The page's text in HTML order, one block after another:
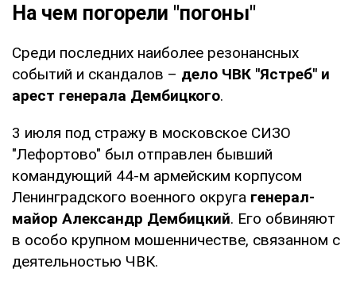
На чем погорели "погоны"
Среди последних наиболее резонансных
событий и скандалов – дело ЧВК "Ястреб" и
арест генерала Дембицкого.
3 июля под стражу в московское СИЗО
"Лефортово" был отправлен бывший
командующий 44-м армейским корпусом
Ленинградского военного округа генерал-
майор Александр Дембицкий. Его обвиняют
в особо крупном мошенничестве, связанном с
деятельностью ЧВК.